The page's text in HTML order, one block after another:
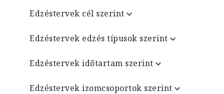
Edzéstervek cél szerint
Edzéstervek edzés típusok szerint
Edzéstervek időtartam szerint
Edzéstervek izomcsoportok szerint